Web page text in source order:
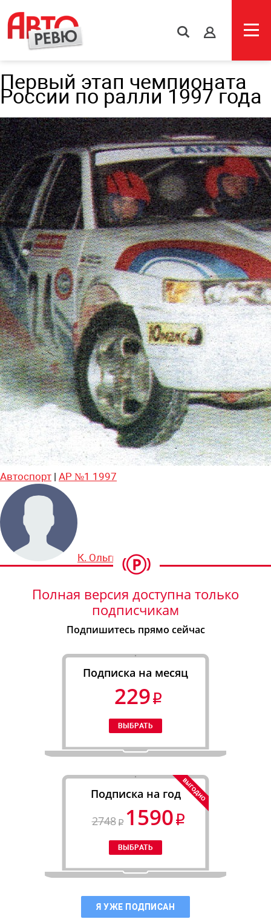
s
Первый этап чемпионата
России по ралли 1997 года
Автоспорт | АР №1 1997
К. Ольгин
Полная версия доступна только
подписчикам
Подпишитесь прямо сейчас
Подписка на месяц
229
Подписка на год
2748
1590
Я УЖЕ ПОДПИСАН